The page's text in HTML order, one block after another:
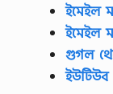
ইমেইল
ইমেইল
গুগল